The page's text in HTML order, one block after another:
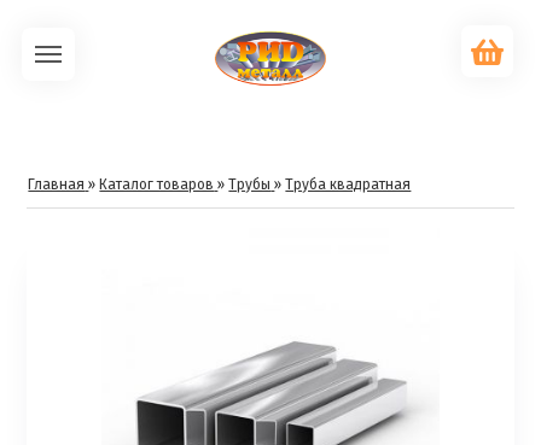
Главная » Каталог товаров »Трубы »Труба квадратная